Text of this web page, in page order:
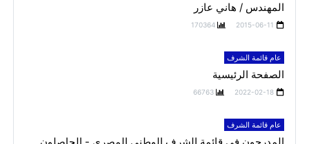
المهندس / هاني عازر
2015-06-11
170364
عام قائمة الشرف
الصفحة الرئيسية
2022-02-18
66763
عام قائمة الشرف